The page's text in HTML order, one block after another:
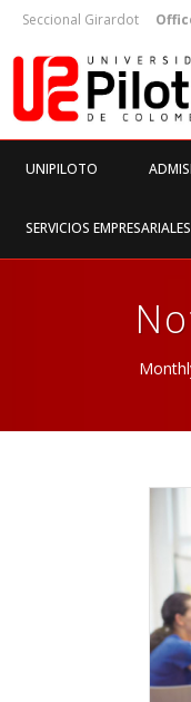
Seccional Girardot
UNIPILOTO
SERVICIOS EMPRESARIALES